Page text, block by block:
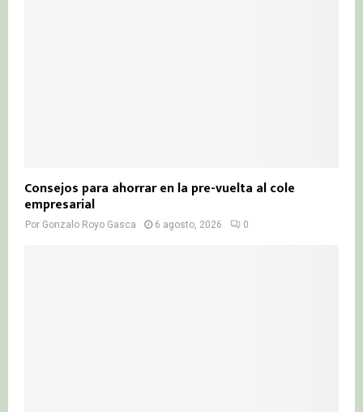
Consejos para ahorrar en la pre-vuelta al cole
empresarial
Por Gonzalo Royo Gasca 6 agosto, 2026 0